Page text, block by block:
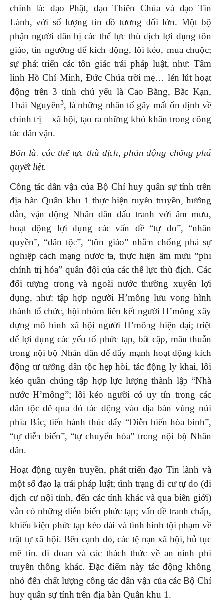
chính là: đạo Phật, đạo Thiên Chúa và đạo Tin
Lành, với số lượng tín đồ tương đối lớn. Một bộ
phận người dân bị các thế lực thù địch lợi dụng tôn
giáo, tín ngưỡng để kích động, lôi kéo, mua chuộc;
sự phát triển các tôn giáo trái pháp luật, như: Tâm
linh Hồ Chí Minh, Đức Chúa trời mẹ… lén lút hoạt
động trên 3 tỉnh chủ yếu là Cao Bằng, Bắc Kạn,
Thái Nguyên3, là những nhân tố gây mất ổn định về
chính trị – xã hội, tạo ra những khó khăn trong công
tác dân vận.
Bốn là, các thế lực thù địch, phản động chống phá
quyết liệt.
Công tác dân vận của Bộ Chỉ huy quân sự tỉnh trên
địa bàn Quân khu 1 thực hiện tuyên truyền, hướng
dẫn, vận động Nhân dân đấu tranh với âm mưu,
hoạt động lợi dụng các vấn đề “tự do”, “nhân
quyền”, “dân tộc”, “tôn giáo” nhằm chống phá sự
nghiệp cách mạng nước ta, thực hiện âm mưu “phi
chính trị hóa” quân đội của các thế lực thù địch. Các
đối tượng trong và ngoài nước thường xuyên lợi
dụng, như: tập hợp người H’mông lưu vong hình
thành tổ chức, hội nhóm liên kết người H’mông xây
dựng mô hình xã hội người H’mông hiện đại; triệt
để lợi dụng các yếu tố phức tạp, bất cập, mâu thuẫn
trong nội bộ Nhân dân để đẩy mạnh hoạt động kích
động tư tưởng dân tộc hẹp hòi, tác động ly khai, lôi
kéo quần chúng tập hợp lực lượng thành lập “Nhà
nước H’mông”; lôi kéo người có uy tín trong các
dân tộc để qua đó tác động vào địa bàn vùng núi
phia Bắc, tiến hành thúc đẩy “Diễn biến hòa bình”,
“tự diễn biến”, “tự chuyển hóa” trong nội bộ Nhân
dân.
Hoạt động tuyên truyền, phát triển đạo Tin lành và
một số đạo lạ trái pháp luật; tình trạng di cư tự do (di
dịch cư nội tỉnh, đến các tỉnh khác và qua biên giới)
vẫn có những diễn biến phức tạp; vấn đề tranh chấp,
khiếu kiện phức tạp kéo dài và tình hình tội phạm về
trật tự xã hội. Bên cạnh đó, các tệ nạn xã hội, hủ tục
mê tín, dị đoan và các thách thức về an ninh phi
truyền thống khác. Đặc điểm này tác động không
nhỏ đến chất lượng công tác dân vận của các Bộ Chỉ
huy quân sự tỉnh trên địa bàn Quân khu 1.